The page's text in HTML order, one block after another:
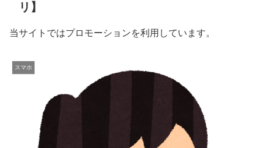
リ】
当サイトではプロモーションを利用しています。
スマホ